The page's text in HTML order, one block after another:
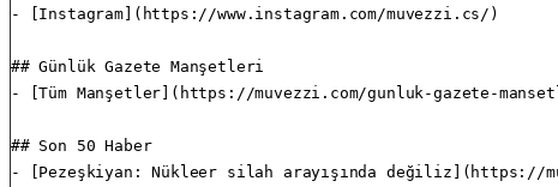
- [Instagram](https://www.instagram.com/muvezzi.cs/)
## Günlük Gazete Manşetleri
- [Tüm Manşetler](https://muvezzi.com/gunluk-gazete-
## Son 50 Haber
- [Pezeşkiyan: Nükleer silah arayışında değiliz](https://